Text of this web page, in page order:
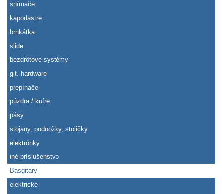
snímače
kapodastre
brnkátka
slide
bezdrôtové systémy
git. hardware
prepínače
púzdra / kufre
pásy
stojany, podnožky, stoličky
elektrónky
iné príslušenstvo
Basgitary
elektrické